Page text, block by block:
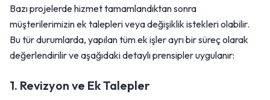
Bazı projelerde hizmet tamamlandıktan sonra
müşterilerimizin ek talepleri veya değişiklik istekleri olabilir.
Bu tür durumlarda, yapılan tüm ek işler ayrı bir süreç olarak
değerlendirilir ve aşağıdaki detaylı prensipler uygulanır:
1. Revizyon ve Ek Talepler